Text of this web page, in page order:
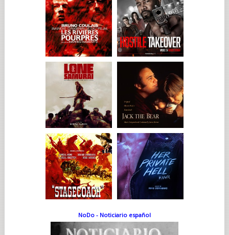
NoDo - Noticiario español